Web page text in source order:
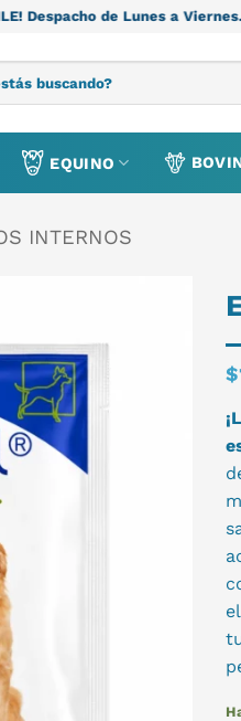
Lunes a Viernes. ¡LLEGAMOS
EQUINO
INTERNOS
$